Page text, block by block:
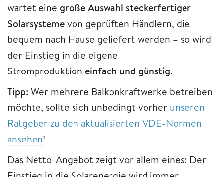
wartet eine große Auswahl steckerfertiger
Solarsystemevon geprüften Händlern, die
bequem nach Hause geliefert werden – so wird
der Einstieg in die eigene
Stromproduktion einfach und günstig.
Tipp: Wer mehrere Balkonkraftwerke betreiben
möchte, sollte sich unbedingt vorher unseren
Ratgeber zu den aktualisierten VDE-Normen
ansehen!
Das Netto-Angebot zeigt vor allem eines: Der